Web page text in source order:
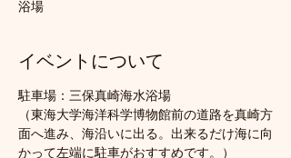
浴場
イベントについて
駐車場：三保真崎海水浴場
（東海大学海洋科学博物館前の道路を真崎方
面へ進み、海沿いに出る。出来るだけ海に向
かって左端に駐車がおすすめです。）